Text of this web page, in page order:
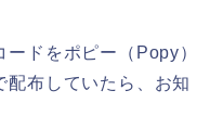
ドをポピー（Popy）
配布していたら、お知